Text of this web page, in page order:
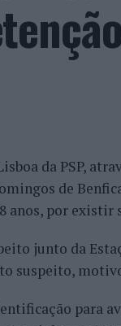
da PSP,
de
anos, por
junto da
suspeito,
para